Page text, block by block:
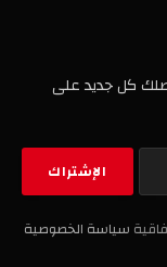
كل جديد على
سياسة الخصوصية